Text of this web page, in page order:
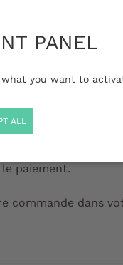
PANEL
what you want to
ALL
paiement en ligne
paiement.
commande dans